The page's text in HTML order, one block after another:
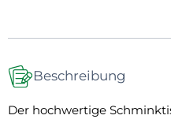
Beschreibung
Der hochwertige